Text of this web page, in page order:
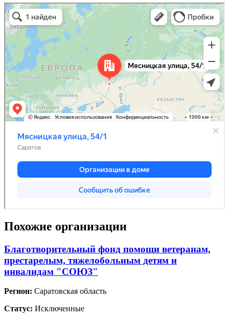
Похожие организации
Благотворительный фонд помощи ветеранам,
престарелым, тяжелобольным детям и
инвалидам "СОЮЗ"
Регион: Саратовская область
Статус: Исключенные